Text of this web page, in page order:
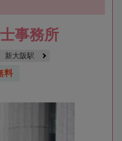
事務所
新大阪駅
料